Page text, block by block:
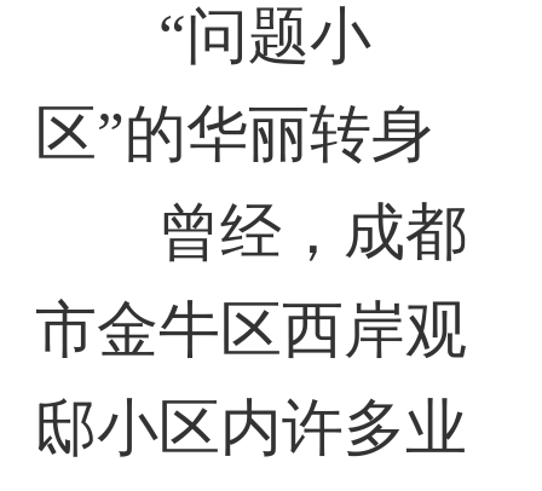
“问题小
区”的华丽转身
曾经，成都
市金牛区西岸观
邸小区内许多业